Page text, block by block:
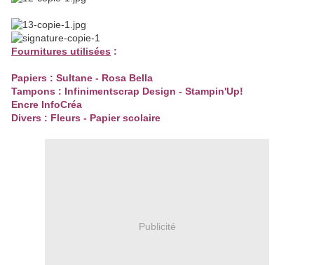
Fournitures utilisées :
Papiers : Sultane - Rosa Bella
Tampons : Infinimentscrap Design - Stampin'Up!
Encre InfoCréa
Divers : Fleurs - Papier scolaire
Publicité